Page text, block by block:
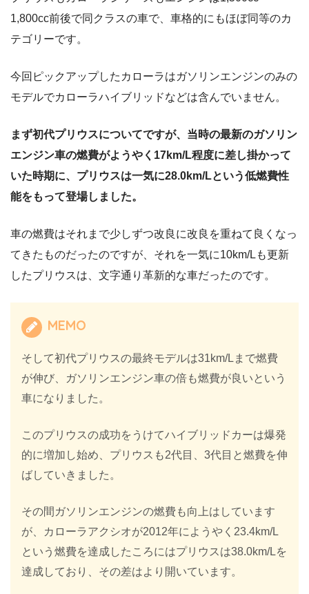
1,800cc前後で同クラスの車で、車格的にもほぼ同等のカ
テゴリーです。
今回ピックアップしたカローラはガソリンエンジンのみの
モデルでカローラハイブリッドなどは含んでいません。
まず初代プリウスについてですが、当時の最新のガソリン
エンジン車の燃費がようやく17km/L程度に差し掛かって
いた時期に、プリウスは一気に28.0km/Lという低燃費性
能をもって登場しました。
車の燃費はそれまで少しずつ改良に改良を重ねて良くなっ
てきたものだったのですが、それを一気に10km/Lも更新
したプリウスは、文字通り革新的な車だったのです。
MEMO
そして初代プリウスの最終モデルは31km/Lまで燃費
が伸び、ガソリンエンジン車の倍も燃費が良いという
車になりました。
このプリウスの成功をうけてハイブリッドカーは爆発
的に増加し始め、プリウスも2代目、3代目と燃費を伸
ばしていきました。
その間ガソリンエンジンの燃費も向上はしています
が、カローラアクシオが2012年にようやく23.4km/L
という燃費を達成したころにはプリウスは38.0km/Lを
達成しており、その差はより開いています。